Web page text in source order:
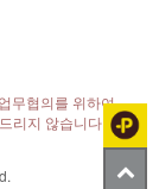
무협의를 위하여
리지 않습니다.